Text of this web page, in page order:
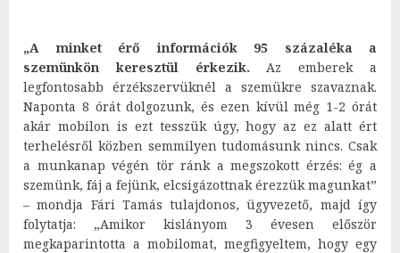
„A minket érő információk 95 százaléka a
szemünkön keresztül érkezik. Az emberek a
legfontosabb érzékszervüknél a szemükre szavaznak.
Naponta 8 órát dolgozunk, és ezen kívül még 1-2 órát
akár mobilon is ezt tesszük úgy, hogy az ez alatt ért
terhelésről közben semmilyen tudomásunk nincs. Csak
a munkanap végén tör ránk a megszokott érzés: ég a
szemünk, fáj a fejünk, elcsigázottnak érezzük magunkat”
– mondja Fári Tamás tulajdonos, ügyvezető, majd így
folytatja: „Amikor kislányom 3 évesen először
megkaparintotta a mobilomat, megfigyeltem, hogy egy